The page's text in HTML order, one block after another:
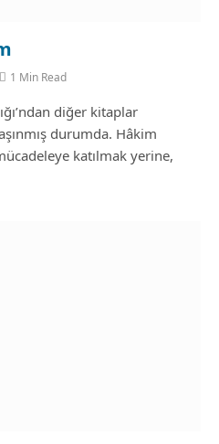
1 Min Read
diğer kitaplar
durumda. Hâkim
katılmak yerine,